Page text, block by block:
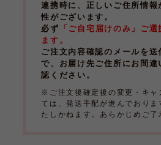
連携時に、正しいご住所情報
性がございます。
必ず 「ご自宅届けのみ」ご
ます。
ご注文内容確認のメールを送
で、お届け先ご住所にお間違
認ください。
※ご注文後確定後の変更・キャ
ては、発送手配が進んでおりま
たしかねます。あらかじめご了